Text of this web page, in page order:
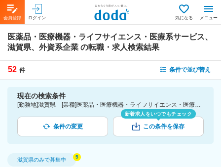
会員登録 ログイン 気になる メニュー
医薬品・医療機器・ライフサイエンス・医療系サービス、
滋賀県、外資系企業 の転職・求人検索結果
52 件 条件で並び替え
現在の検索条件
[勤務地]滋賀県 [業種]医薬品・医療機器・ライフサイエンス・医療系サービス [詳細条件](会社・職場の環境)外資系企業
条件の変更
新着求人をいつでもチェック
この条件を保存
滋賀県のみで募集中